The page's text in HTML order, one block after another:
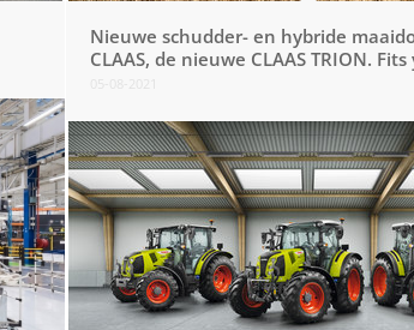
Nieuwe schudder- en hybride
CLAAS, de nieuwe CLAAS TRION.